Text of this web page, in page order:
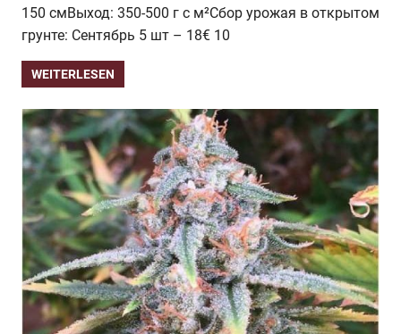
150 смВыход: 350-500 г с м²Сбор урожая в открытом
грунте: Сентябрь 5 шт – 18€ 10
WEITERLESEN